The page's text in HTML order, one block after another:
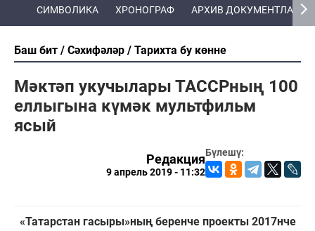
СИМВОЛИКА ХРОНОГРАФ АРХИВ ДОКУМЕНТЛАРЫ
Баш бит Сәхифәләр Тарихта бу көнне
Мәктәп укучылары ТАССРның 100
еллыгына күмәк мультфильм
ясый
Бүлешү:
Редакция
9 апрель 2019 - 11:32
«Татарстан гасыры»ның беренче проекты 2017нче